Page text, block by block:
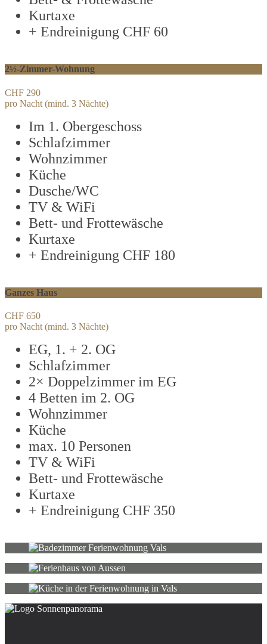
Kurtaxe
+ Endreinigung CHF 60
2½-Zimmer-Wohnung
CHF 290
pro Nacht (mind. 3 Nächte)
Im 1. Obergeschoss
Schlafzimmer
Wohnzimmer
Küche
Dusche/WC
TV & WiFi
Bett- und Frottewäsche
Kurtaxe
+ Endreinigung CHF 180
Ganzes Haus
CHF 650
pro Nacht (mind. 3 Nächte)
EG, 1. + 2. OG
Schlafzimmer
2× Doppelzimmer im EG
4 Betten im 2. OG
Wohnzimmer
Küche
max. 10 Personen
TV & WiFi
Bett- und Frottewäsche
Kurtaxe
+ Endreinigung CHF 350